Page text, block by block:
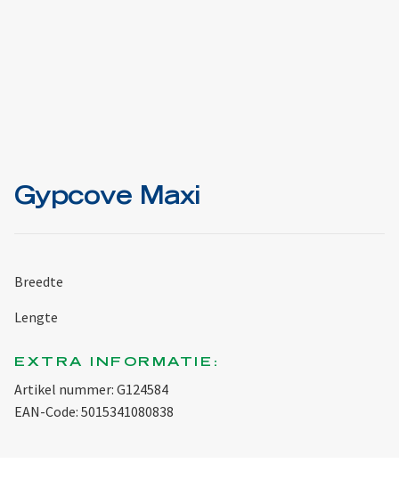
Gypcove Maxi
Breedte
Lengte
EXTRA INFORMATIE:
Artikel nummer: G124584
EAN-Code: 5015341080838